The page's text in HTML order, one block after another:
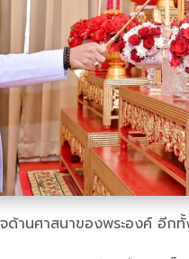
ศาสนาของพระองค์ อีกทั้